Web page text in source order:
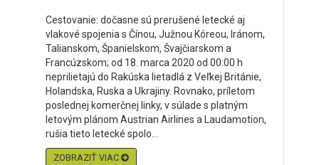
Cestovanie: dočasne sú prerušené letecké aj
vlakové spojenia s Čínou, Južnou Kóreou, Iránom,
Talianskom, Španielskom, Švajčiarskom a
Francúzskom; od 18. marca 2020 od 00:00 h
neprilietajú do Rakúska lietadlá z Veľkej Británie,
Holandska, Ruska a Ukrajiny. Rovnako, príletom
poslednej komerčnej linky, v súlade s platným
letovým plánom Austrian Airlines a Laudamotion,
rušia tieto letecké spolo...
ZOBRAZIŤ VIAC